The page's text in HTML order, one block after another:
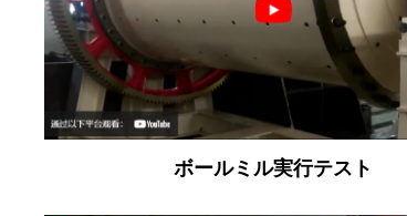
ボールミル実行テスト